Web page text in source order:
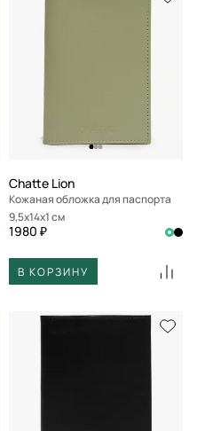
Chatte Lion
Кожаная обложка для паспорта
9,5x14x1 см
1980 ₽
В КОРЗИНУ